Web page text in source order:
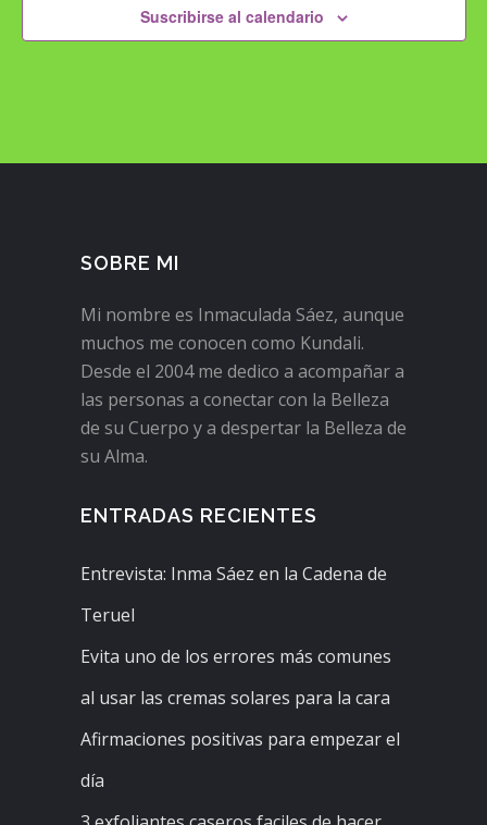
Suscribirse al calendario
SOBRE MI
Mi nombre es Inmaculada Sáez, aunque
muchos me conocen como Kundali.
Desde el 2004 me dedico a acompañar a
las personas a conectar con la Belleza
de su Cuerpo y a despertar la Belleza de
su Alma.
ENTRADAS RECIENTES
Entrevista: Inma Sáez en la Cadena de
Teruel
Evita uno de los errores más comunes
al usar las cremas solares para la cara
Afirmaciones positivas para empezar el
día